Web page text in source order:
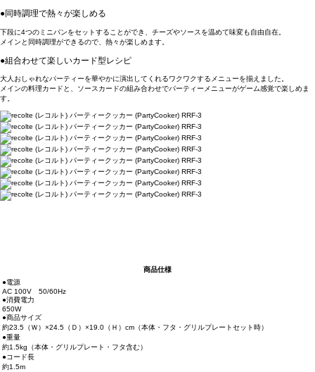
●同時調理で熱々が楽しめる
下段に4つのミニパンをセットすることができ、チーズやソースを温めて味変も自由自在。
メインと同時調理ができるので、熱々が楽しめます。
●組合わせて楽しいカード型レシピ
大人おしゃれなパーティーを華やかに演出してくれるワクワクするメニューを揃えました。
メインの料理カードと、ソースカードの組み合わせでパーティーメニューがゲーム感覚で楽しめま
す。
商品仕様
●電源
AC 100V 50/60Hz
●消費電力
650W
●商品サイズ
約23.5（Ｗ）×24.5（Ｄ）×19.0（Ｈ）cm（本体・フタ・グリルプレートセット時）
●重量
約1.5kg（本体・グリルプレート・フタ含む）
●コード長
約1.5m